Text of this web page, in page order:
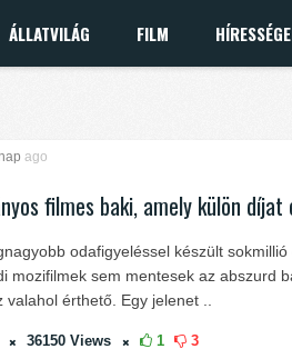
ÁLLATVILÁG FILM
ago
filmes baki, amely külön díjat
odafigyeléssel készült sokmillió
mozifilmek sem mentesek az abszurd
valahol érthető. Egy jelenet ..
36150 Views 1 3